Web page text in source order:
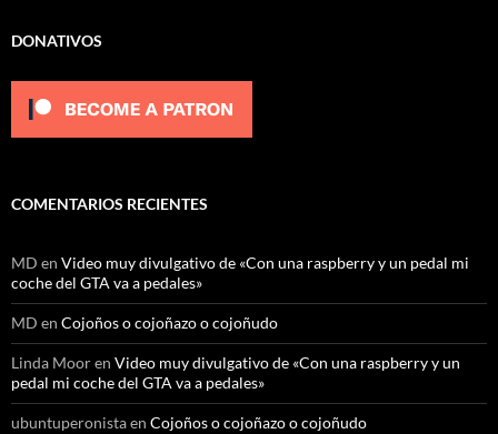
DONATIVOS
COMENTARIOS RECIENTES
MD en Video muy divulgativo de «Con una raspberry y un pedal mi
coche del GTA va a pedales»
MD en Cojoños o cojoñazo o cojoñudo
Linda Mooren Video muy divulgativo de «Con una raspberry y un
pedal mi coche del GTA va a pedales»
ubuntuperonistaen Cojoños o cojoñazo o cojoñudo